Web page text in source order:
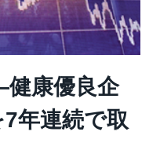
康優良企
年連続で取